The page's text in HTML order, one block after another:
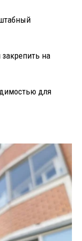
на
для